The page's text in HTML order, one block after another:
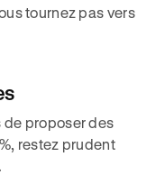
tournez pas vers
de proposer des
restez prudent
.